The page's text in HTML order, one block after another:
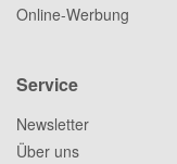
Online-Werbung
Service
Newsletter
Über uns